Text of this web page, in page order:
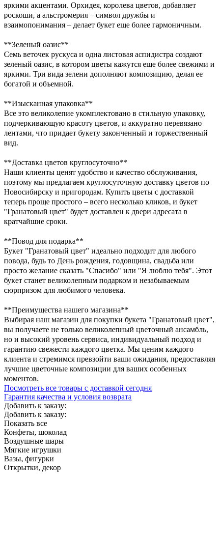
яркими акцентами. Орхидея, королева цветов, добавляет
роскоши, а альстромерия – символ дружбы и
взаимопонимания – делает букет еще более гармоничным.
**Зеленый оазис**
Семь веточек рускуса и одна листовая аспидистра создают
зеленый оазис, в котором цветы кажутся еще более свежими и
яркими. Три вида зелени дополняют композицию, делая ее
богатой и объемной.
**Изысканная упаковка**
Все это великолепие укомплектовано в стильную упаковку,
подчеркивающую красоту цветов, и аккуратно перевязано
лентами, что придает букету законченный и торжественный
вид.
**Доставка цветов круглосуточно**
Наши клиенты ценят удобство и качество обслуживания,
поэтому мы предлагаем круглосуточную доставку цветов по
Новосибирску и пригородам. Купить цветы с доставкой
теперь проще простого – всего несколько кликов, и букет
"Гранатовый цвет" будет доставлен к двери адресата в
кратчайшие сроки.
**Повод для подарка**
Букет "Гранатовый цвет" идеально подходит для любого
повода, будь то День рождения, годовщина, свадьба или
просто желание сказать "Спасибо" или "Я люблю тебя". Этот
букет станет великолепным подарком и незабываемым
сюрпризом для любимого человека.
**Преимущества нашего магазина**
Выбирая наш магазин для покупки букета "Гранатовый цвет",
вы получаете не только великолепный цветочный ансамбль,
но и высокий уровень сервиса, индивидуальный подход и
гарантию свежести каждого цветка. Мы ценим каждого
клиента и стремимся превзойти ваши ожидания, предоставляя
лучшие цветочные композиции для ваших особенных
моментов.
Посмотреть все товары с доставкой сегодня
Гарантия качества и условия возврата
Добавить к заказу:
Добавить к заказу:
Показать все
Конфеты, шоколад
Воздушные шары
Мягкие игрушки
Вазы, фигурки
Открытки, декор